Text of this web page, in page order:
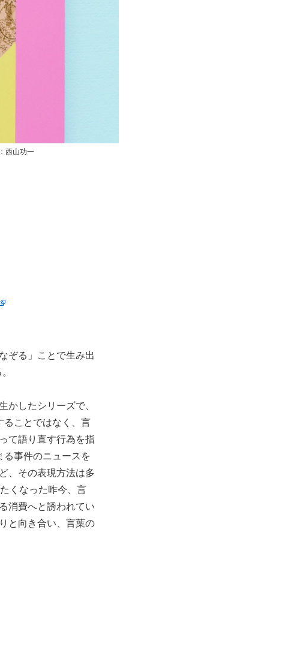
西山功一
ぞる」ことで生み出
かしたシリーズで、
ることではなく、言
て語り直す行為を指
る事件のニュースを
、その表現方法は多
くなった昨今、言
消費へと誘われてい
と向き合い、言葉の